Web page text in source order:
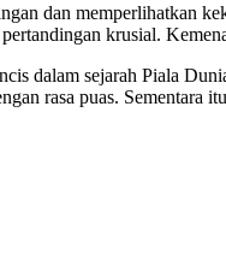
dan memperlihatkan
krusial.
dalam sejarah Piala
rasa puas. Sementara